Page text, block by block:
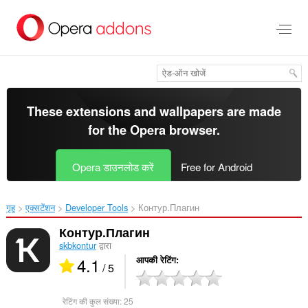
सामग्री
These extensions and wallpapers are made
for theOpera browser.
Opera डाउनलोड करें Free for Android
गृह एक्सटेंशन Developer Tools Контур.Плагин‎
Контур.Плагин
skbkonturद्वारा
4.1 / 5 आपकी रेटिंग
रेटिंग की कुल संख्या:25